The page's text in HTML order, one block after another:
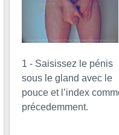
1 - Saisissez le pénis
sous le gland avec le
pouce et l’index
précedemment.